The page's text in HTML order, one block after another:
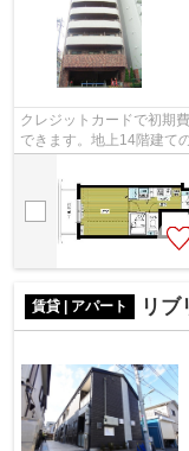
クレジットカードで初期
できます。地上14階建て
つあるため、用途や行き
賃貸 | アパート リブ